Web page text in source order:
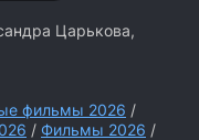
Царькова,
фильмы 2026 /
/ Фильмы 2026 /